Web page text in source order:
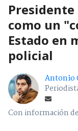
Presidente
como un
Estado en
policial
Antonio
Con información de